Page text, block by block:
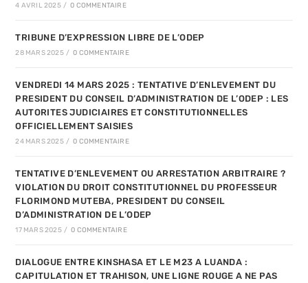
4 AVRIL 2025 / 0 COMMENTAIRE
TRIBUNE D’EXPRESSION LIBRE DE L’ODEP
28 MARS 2025 / 0 COMMENTAIRE
VENDREDI 14 MARS 2025 : TENTATIVE D’ENLEVEMENT DU
PRESIDENT DU CONSEIL D’ADMINISTRATION DE L’ODEP : LES
AUTORITES JUDICIAIRES ET CONSTITUTIONNELLES
OFFICIELLEMENT SAISIES
24 MARS 2025 / 0 COMMENTAIRE
TENTATIVE D’ENLEVEMENT OU ARRESTATION ARBITRAIRE ?
VIOLATION DU DROIT CONSTITUTIONNEL DU PROFESSEUR
FLORIMOND MUTEBA, PRESIDENT DU CONSEIL
D’ADMINISTRATION DE L’ODEP
17 MARS 2025 / 0 COMMENTAIRE
DIALOGUE ENTRE KINSHASA ET LE M23 A LUANDA :
CAPITULATION ET TRAHISON, UNE LIGNE ROUGE A NE PAS